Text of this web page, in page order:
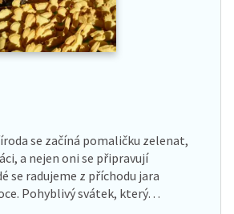
se začíná pomaličku zelenat,
a nejen oni se připravují
se radujeme z příchodu jara
Pohyblivý svátek, který…